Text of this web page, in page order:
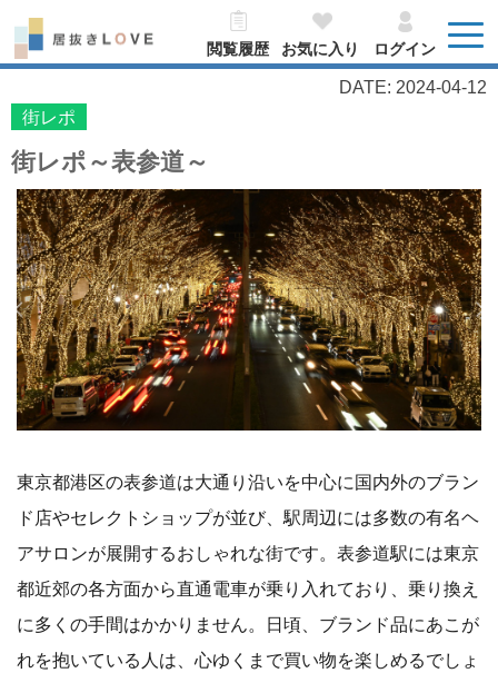
閲覧履歴 お気に入り ログイン
DATE: 2024-04-12
街レポ
街レポ～表参道～
東京都港区の表参道は大通り沿いを中心に国内外のブラン
ド店やセレクトショップが並び、駅周辺には多数の有名ヘ
アサロンが展開するおしゃれな街です。表参道駅には東京
都近郊の各方面から直通電車が乗り入れており、乗り換え
に多くの手間はかかりません。日頃、ブランド品にあこが
れを抱いている人は、心ゆくまで買い物を楽しめるでしょ